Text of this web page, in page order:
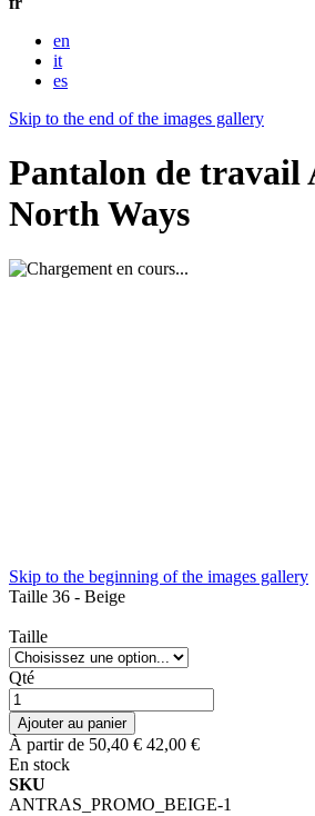
en
it
es
Skip to the end of the images gallery
Pantalon de travail
North Ways
Skip to the beginning of the images gallery
Taille 36 - Beige
Taille
Qté
Ajouter au panier
À partir de 50,40 € 42,00 €
En stock
SKU
ANTRAS_PROMO_BEIGE-1